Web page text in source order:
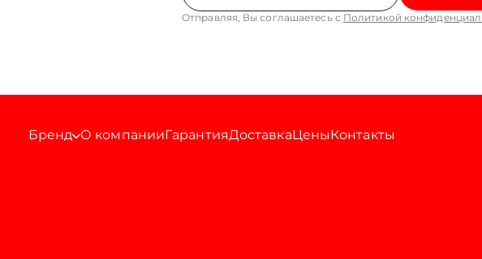
Отправляя, Вы соглашаетесь с Политикой
Бренд О компанииГарантияДоставкаЦеныКонтакты